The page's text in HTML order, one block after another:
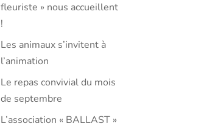
fleuriste » nous accueillent
!
Les animaux s’invitent à
l’animation
Le repas convivial du mois
de septembre
L’association « BALLAST »